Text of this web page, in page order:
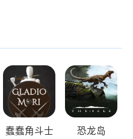
蠢蠢角斗士 恐龙岛